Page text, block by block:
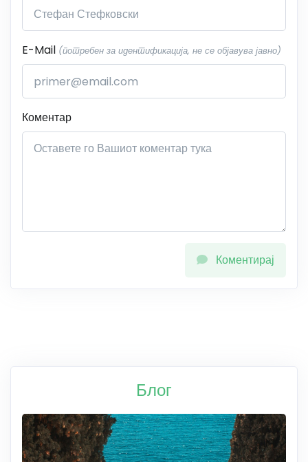
E-Mail (потребен за идентификација, не се објавува јавно)
Коментар
Коментирај
Блог